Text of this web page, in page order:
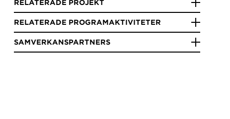
RELATERADE PROJEKT
RELATERADE PROGRAMAKTIVITETER
SAMVERKANSPARTNERS